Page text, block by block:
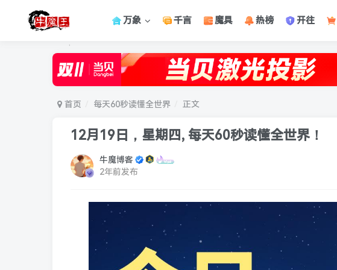
万象 千言 魔具 热榜 开往
首页 每天60秒读懂全世界 正文
12月19日，星期四, 每天60秒读懂全世界！
牛魔博客
2年前发布